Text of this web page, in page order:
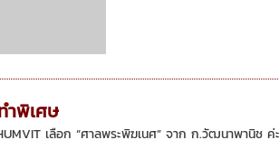
ำพิเศษ
เลือก “ศาลพระพิฆเนศ” จาก ก.วัฒนาพานิ